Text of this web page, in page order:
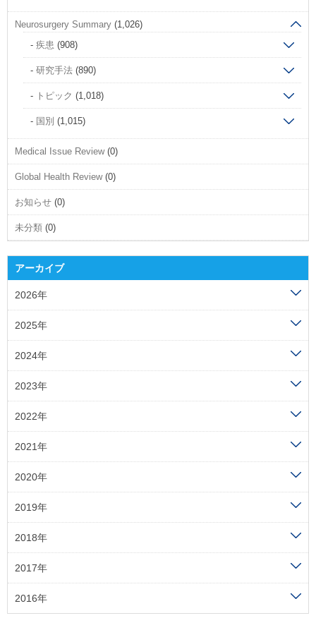
Neurosurgery Summary (1,026)
疾患 (908)
研究手法 (890)
トピック (1,018)
国別 (1,015)
Medical Issue Review(0)
Global Health Review(0)
お知らせ (0)
未分類 (0)
アーカイブ
2026年
2025年
2024年
2023年
2022年
2021年
2020年
2019年
2018年
2017年
2016年